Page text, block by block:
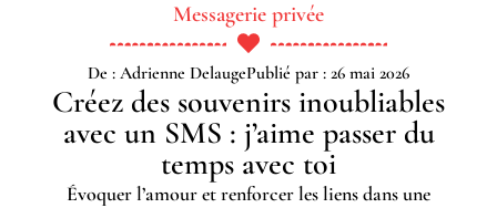
Messagerie privée
De : Adrienne DelaugePublié par : 26 mai 2026
Créez des souvenirs inoubliables
avec un SMS : j’aime passer du
temps avec toi
Évoquer l’amour et renforcer les liens dans une